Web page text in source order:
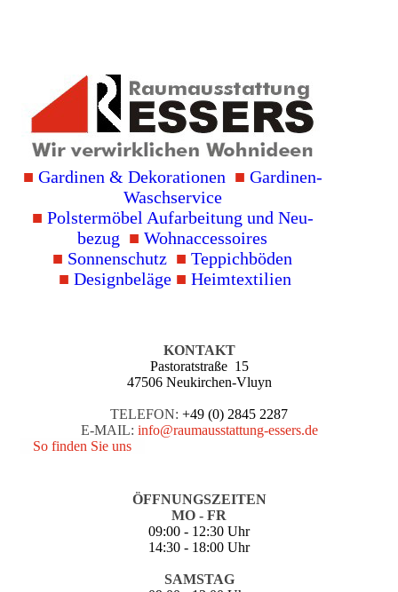
■ Gardinen & Deko­rationen ■ Gardinen-
Wasch­service
■ Polster­möbel Auf­arbei­tung und Neu­
bezug ■ Wohn­accessoires
■ Sonnen­schutz ■ Teppich­böden
■ Design­beläge ■ Heim­textilien
KONTAKT
Pastoratstraße 15
47506 Neukirchen-Vluyn
TELEFON: +49 (0) 2845 2287
E-MAIL: info@raumausstattung-essers.de
So finden Sie uns
ÖFFNUNGSZEITEN
MO - FR
09:00 - 12:30 Uhr
14:30 - 18:00 Uhr
SAMSTAG